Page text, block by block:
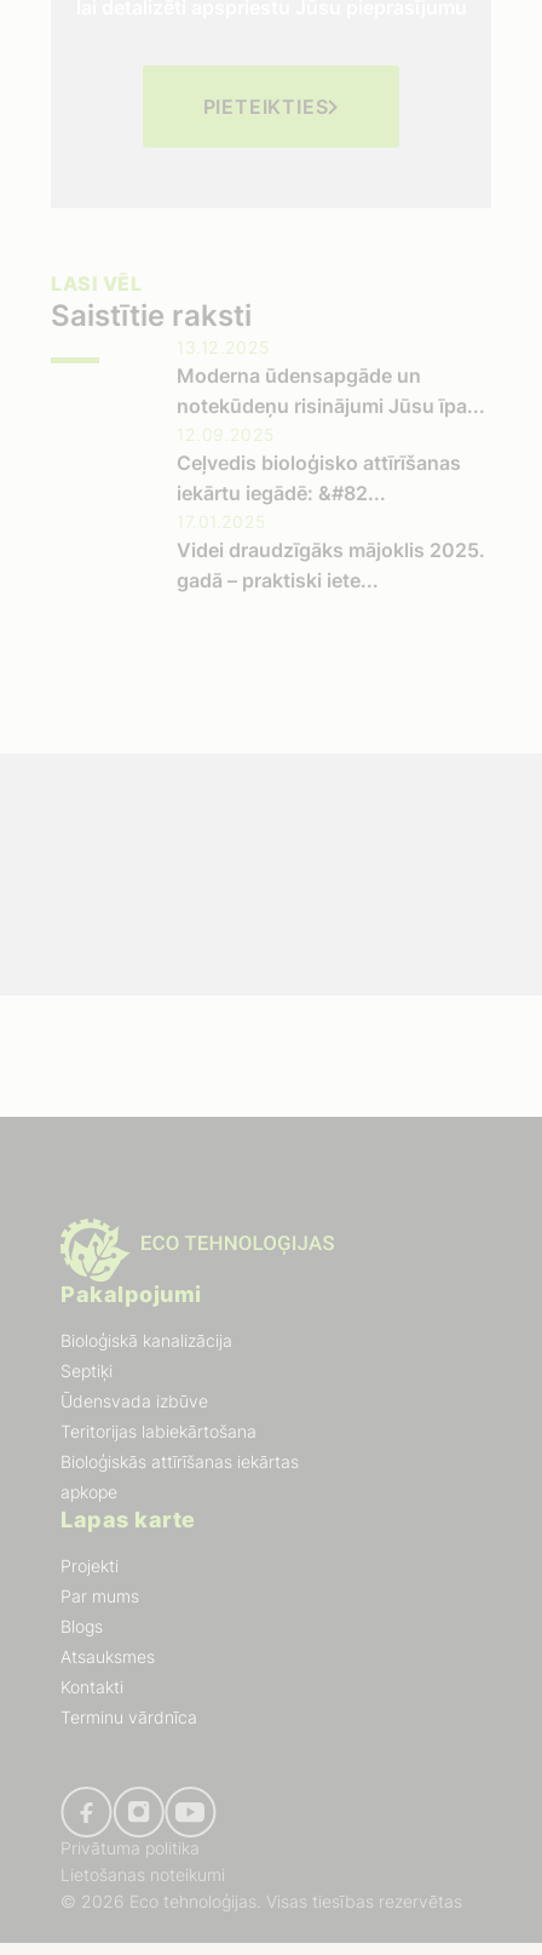
PIETEIKTIES
LASI VĒL
Saistītie raksti
13.12.2025
Moderna ūdensapgāde un
notekūdeņu risinājumi Jūsu īpa...
12.09.2025
Ceļvedis bioloģisko attīrīšanas
iekārtu iegādē: &#82...
17.01.2025
Videi draudzīgāks mājoklis 2025.
gadā – praktiski iete...
Pakalpojumi
Bioloģiskā kanalizācija
Septiķi
Ūdensvada izbūve
Teritorijas labiekārtošana
Bioloģiskās attīrīšanas iekārtas
apkope
Lapas karte
Projekti
Par mums
Blogs
Atsauksmes
Kontakti
Terminu vārdnīca
© 2026 Eco tehnoloģijas. Visas tiesības rezervētas
Privātuma politika
Lietošanas noteikumi